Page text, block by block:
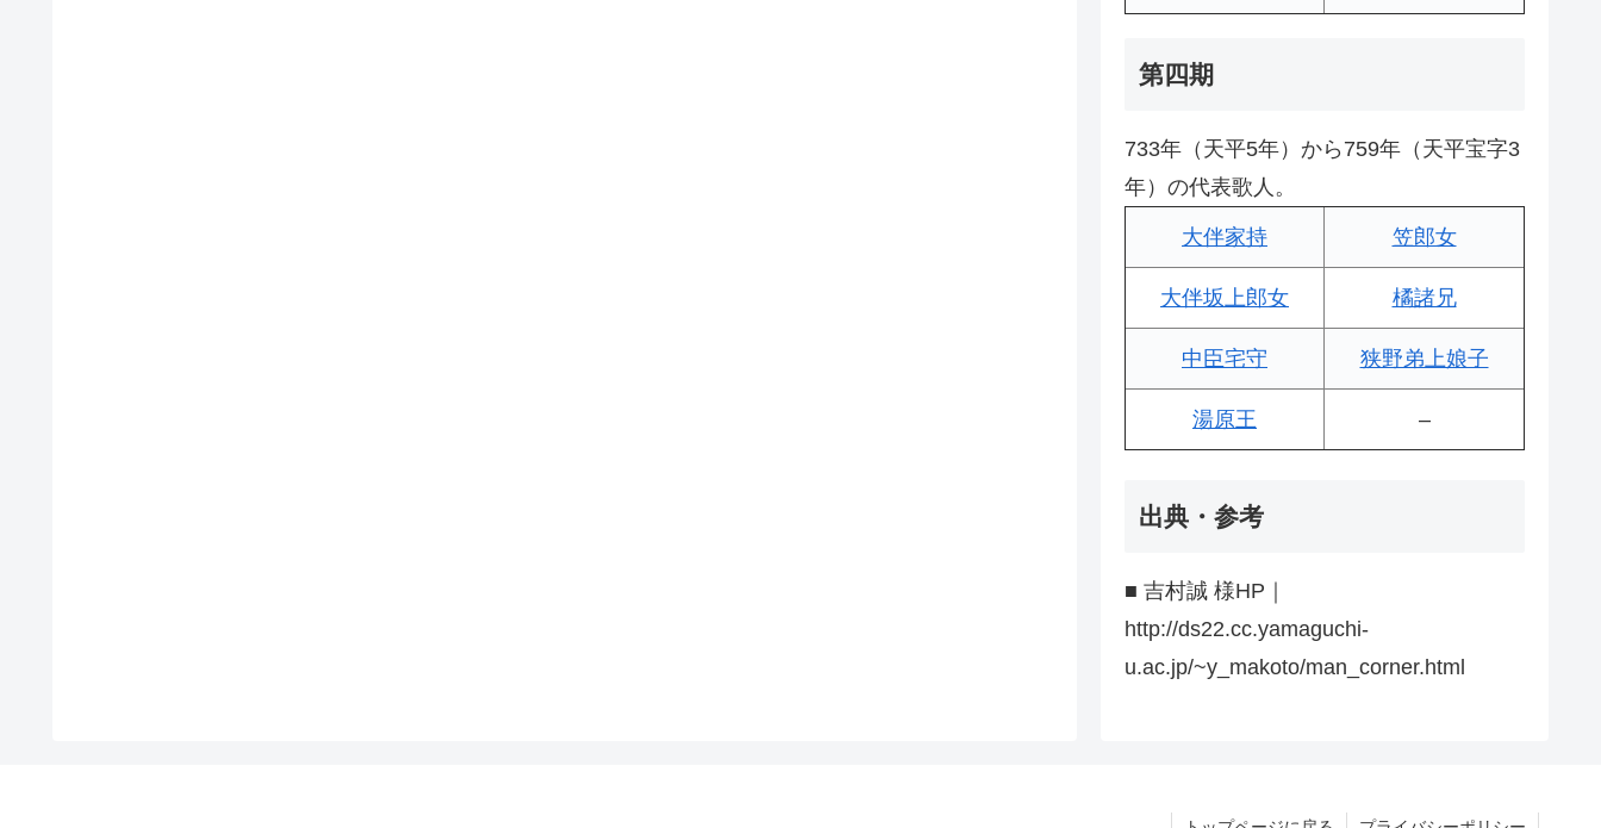
第四期
733年（天平5年）から759年（天平宝字3
年）の代表歌人。
大伴家持 笠郎女
大伴坂上郎女 橘諸兄
中臣宅守 狭野弟上娘子
湯原王 –
出典・参考
■ 吉村誠 様HP｜
http://ds22.cc.yamaguchi-
u.ac.jp/~y_makoto/man_corner.html